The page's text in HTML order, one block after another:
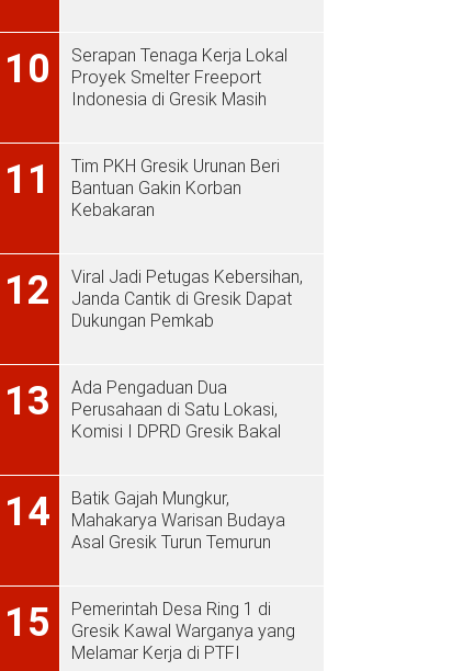
10
Serapan Tenaga Kerja Lokal
Proyek Smelter Freeport
Indonesia di Gresik Masih
11
Tim PKH Gresik Urunan Beri
Bantuan Gakin Korban
Kebakaran
12
Viral Jadi Petugas Kebersihan,
Janda Cantik di Gresik Dapat
Dukungan Pemkab
13
Ada Pengaduan Dua
Perusahaan di Satu Lokasi,
Komisi I DPRD Gresik Bakal
14
Batik Gajah Mungkur,
Mahakarya Warisan Budaya
Asal Gresik Turun Temurun
15
Pemerintah Desa Ring 1 di
Gresik Kawal Warganya yang
Melamar Kerja di PTFI